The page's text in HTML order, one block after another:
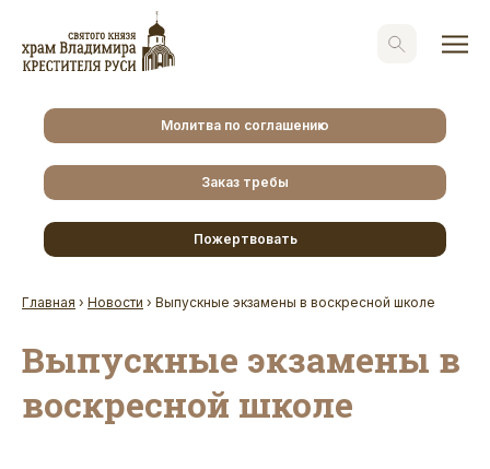
Молитва по соглашению
Заказ требы
Пожертвовать
Главная › Новости › Выпускные экзамены в воскресной школе
Выпускные экзамены в
воскресной школе